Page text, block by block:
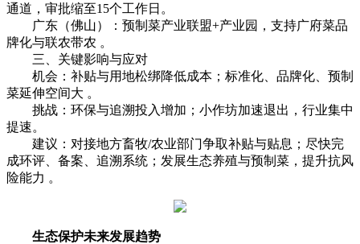
通道，审批缩至15个工作日。
广东（佛山）：预制菜产业联盟+产业园，支持广府菜品
牌化与联农带农 。
三、关键影响与应对
机会：补贴与用地松绑降低成本；标准化、品牌化、预制
菜延伸空间大 。
挑战：环保与追溯投入增加；小作坊加速退出，行业集中
提速。
建议：对接地方畜牧/农业部门争取补贴与贴息；尽快完
成环评、备案、追溯系统；发展生态养殖与预制菜，提升抗风
险能力 。
生态保护未来发展趋势